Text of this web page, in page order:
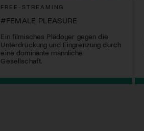
FREE-STREAMING
#FEMALE PLEASURE
Ein filmisches Plädoyer gegen die
Unterdrückung und Eingrenzung durch
eine dominante männliche
Gesellschaft.